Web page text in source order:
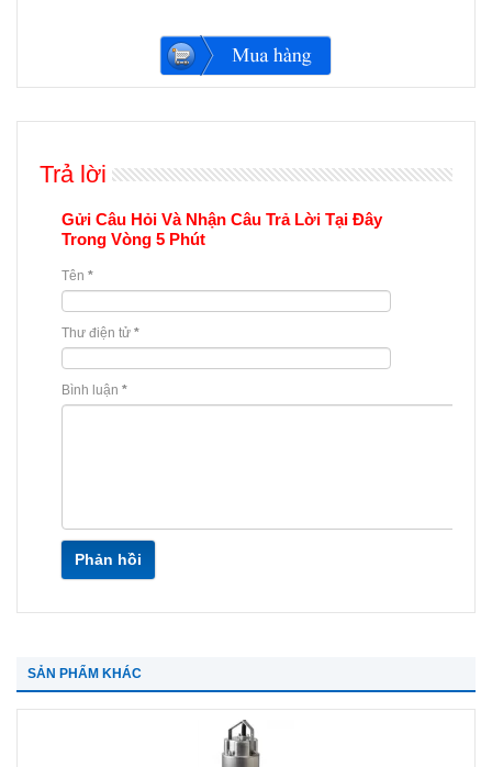
Trả lời
Gửi Câu Hỏi Và Nhận Câu Trả Lời Tại Đây
Trong Vòng 5 Phút
Tên *
Thư điện tử *
Bình luận *
Phản hồi
SẢN PHẨM KHÁC